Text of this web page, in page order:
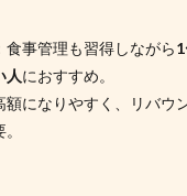
食事管理も習得しながら
人におすすめ。
額になりやすく、リバウ